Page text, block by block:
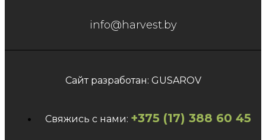
info@harvest.by
Сайт разработан: GUSAROV
Свяжись с нами: +375 (17) 388 60 45